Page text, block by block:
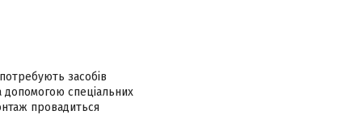
засобів
допомогою спеціальних
провадиться